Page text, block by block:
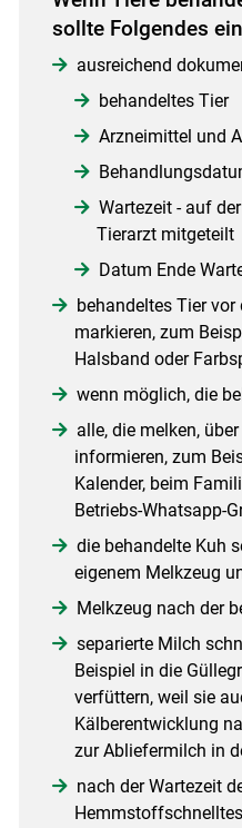
sollte Folgendes
ausreichend
behandeltes Tier
Arzneimittel und
Wartezeit - auf
Tierarzt mitgeteilt
Datum Ende
behandeltes Tier vor
markieren, zum
Halsband oder
wenn möglich, die
alle, die melken,
informieren, zum
Kalender, beim
Betriebs-Whatsapp-
die behandelte Kuh
eigenem Melkzeug
Melkzeug nach der
separierte Milch
Beispiel in die
verfüttern, weil sie
Kälberentwicklung
zur Abliefermilch in
nach der Wartezeit